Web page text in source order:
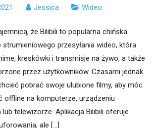
Jessica Wideo
że Bilibili to popularna chińska
przesyłania wideo, która
kreskówki i transmisje na żywo, a także
przez użytkowników. Czasami jednak
pobrać swoje ulubione filmy, aby móc
offline na komputerze, urządzeniu
lub telewizorze. Aplikacja Bilibili oferuje
ale […]